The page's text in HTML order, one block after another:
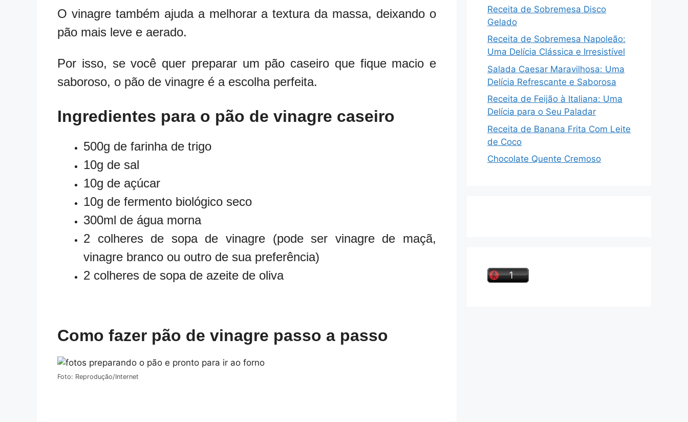
O vinagre também ajuda a melhorar a textura da massa, deixando o
pão mais leve e aerado.
Por isso, se você quer preparar um pão caseiro que fique macio e
saboroso, o pão de vinagre é a escolha perfeita.
Ingredientes para o pão de vinagre caseiro
500g de farinha de trigo
10g de sal
10g de açúcar
10g de fermento biológico seco
300ml de água morna
2 colheres de sopa de vinagre (pode ser vinagre de maçã,
vinagre branco ou outro de sua preferência)
2 colheres de sopa de azeite de oliva
Como fazer pão de vinagre passo a passo
Foto: Reprodução/Internet
Receita de Sobremesa Disco
Gelado
Receita de Sobremesa Napoleão:
Uma Delícia Clássica e Irresistível
Salada Caesar Maravilhosa: Uma
Delícia Refrescante e Saborosa
Receita de Feijão à Italiana: Uma
Delícia para o Seu Paladar
Receita de Banana Frita Com Leite
de Coco
Chocolate Quente Cremoso